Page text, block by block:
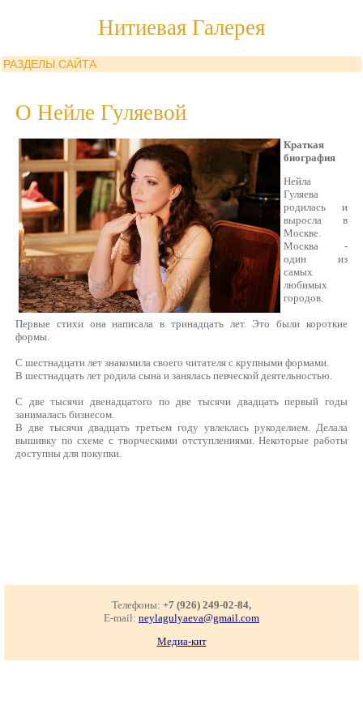
Нитиевая Галерея
РАЗДЕЛЫ САЙТА
О Нейле Гуляевой
Краткая
биография
Нейла
Гуляева
родилась и
выросла в
Москве.
Москва -
один из
самых
любимых
городов.
Первые стихи она написала в тринадцать лет. Это были короткие
формы.
С шестнадцати лет знакомила своего читателя с крупными формами.
В шестнадцать лет родила сына и занялась певческой деятельностью.
С две тысячи двенадцатого по две тысячи двадцать первый годы
занималась бизнесом.
В две тысячи двадцать третьем году увлеклась рукоделием. Делала
вышивку по схеме с творческими отступлениями. Некоторые работы
доступны для покупки.
Телефоны: +7 (926) 249-02-84,
E-mail: neylagulyaeva@gmail.com
Медиа-кит